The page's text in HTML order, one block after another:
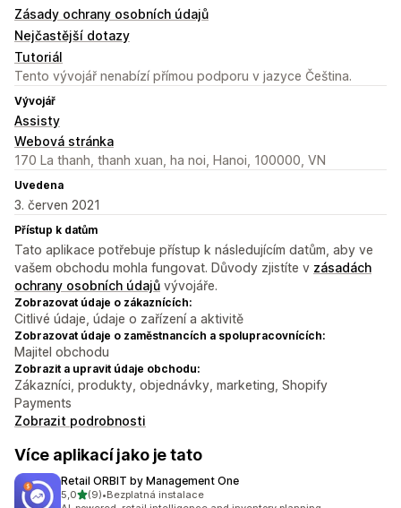
Zásady ochrany osobních údajů
Nejčastější dotazy
Tutoriál
Tento vývojář nenabízí přímou podporu v jazyce Čeština.
Vývojář
Assisty
Webová stránka
170 La thanh, thanh xuan, ha noi, Hanoi, 100000, VN
Uvedena
3. červen 2021
Přístup k datům
Tato aplikace potřebuje přístup k následujícím datům, aby ve
vašem obchodu mohla fungovat. Důvody zjistíte v zásadách
ochrany osobních údajů vývojáře.
Zobrazovat údaje o zákaznících:
Citlivé údaje, údaje o zařízení a aktivitě
Zobrazovat údaje o zaměstnancích a spolupracovnících:
Majitel obchodu
Zobrazit a upravit údaje obchodu:
Zákazníci, produkty, objednávky, marketing, Shopify
Payments
Zobrazit podrobnosti
Více aplikací jako je tato
Retail ORBIT by Management One
5,0z 5 hvězd
(9)
Celkový počet recenzí: 9
•Bezplatná instalace